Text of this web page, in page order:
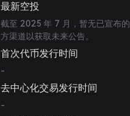
最新空投
截至 2025 年 7 月，暂无已宣布
方渠道以获取未来公告。
首次代币发行时间
-
去中心化交易发行时间
-